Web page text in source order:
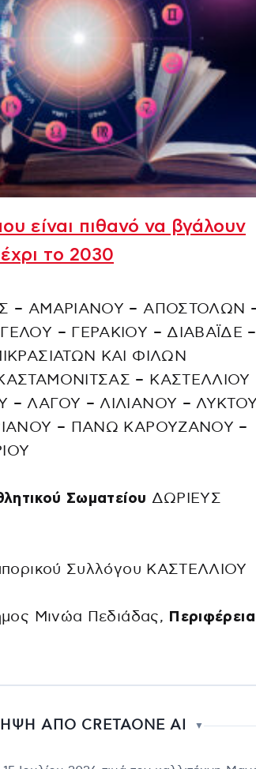
είναι πιθανό να βγάλουν
το 2030
– ΑΜΑΡΙΑΝΟΥ – ΑΠΟΣΤΟΛΩΝ
– ΓΕΡΑΚΙΟΥ – ΔΙΑΒΑΪΔΕ –
ΚΑΙ ΦΙΛΩΝ
– ΚΑΣΤΕΛΛΙΟΥ
– ΛΑΓΟΥ – ΛΙΛΙΑΝΟΥ –
– ΠΑΝΩ ΚΑΡΟΥΖΑΝΟΥ –
Σωματείου ΔΩΡΙΕΥΣ
Συλλόγου ΚΑΣΤΕΛΛΙΟΥ
Μινώα Πεδιάδας, Περιφέρεια
ΑΠΟ CRETAONE AI ▼